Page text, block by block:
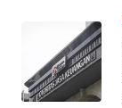
NUSANTARA
WN
JOGJA